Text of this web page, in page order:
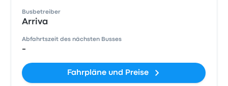
Busbetreiber
Arriva
Abfahrtszeit des nächsten Busses
-
Fahrpläne und Preise